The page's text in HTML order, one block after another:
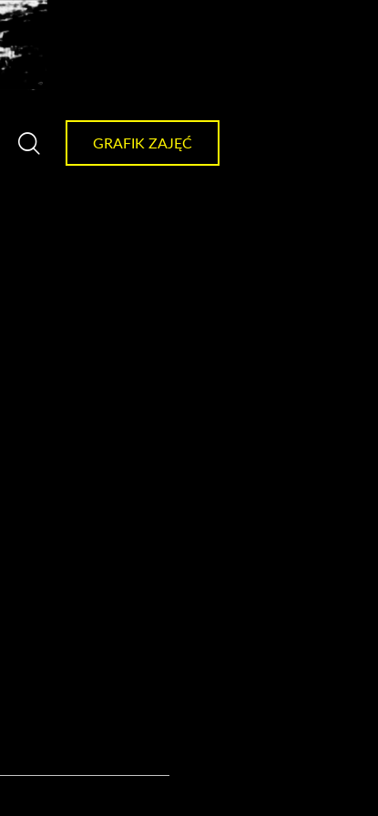
GRAFIK ZAJĘĆ